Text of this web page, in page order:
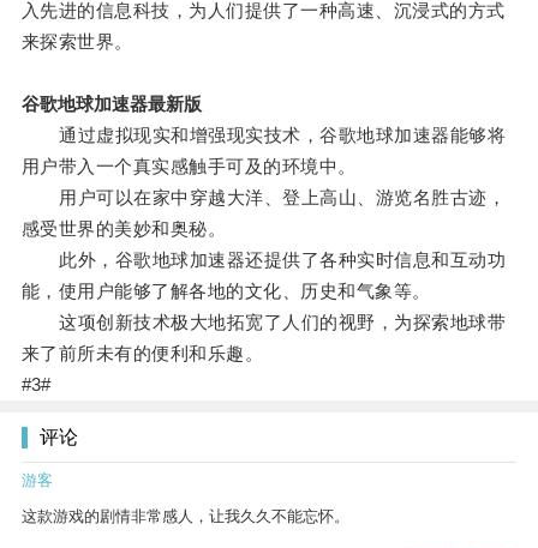
入先进的信息科技，为人们提供了一种高速、沉浸式的方式
来探索世界。
谷歌地球加速器最新版
通过虚拟现实和增强现实技术，谷歌地球加速器能够将
用户带入一个真实感触手可及的环境中。
用户可以在家中穿越大洋、登上高山、游览名胜古迹，
感受世界的美妙和奥秘。
此外，谷歌地球加速器还提供了各种实时信息和互动功
能，使用户能够了解各地的文化、历史和气象等。
这项创新技术极大地拓宽了人们的视野，为探索地球带
来了前所未有的便利和乐趣。
#3#
评论
游客
这款游戏的剧情非常感人，让我久久不能忘怀。